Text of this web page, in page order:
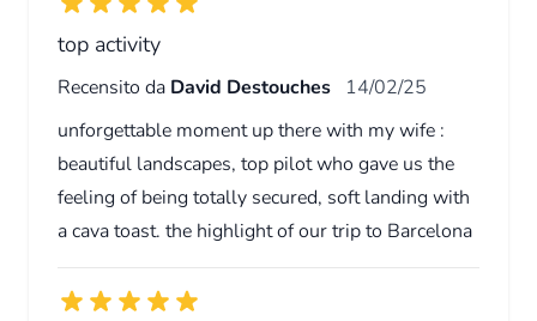
top activity
Recensito da David Destouches
14/02/25
unforgettable moment up there with my wife :
beautiful landscapes, top pilot who gave us the
feeling of being totally secured, soft landing with
a cava toast. the highlight of our trip to Barcelona